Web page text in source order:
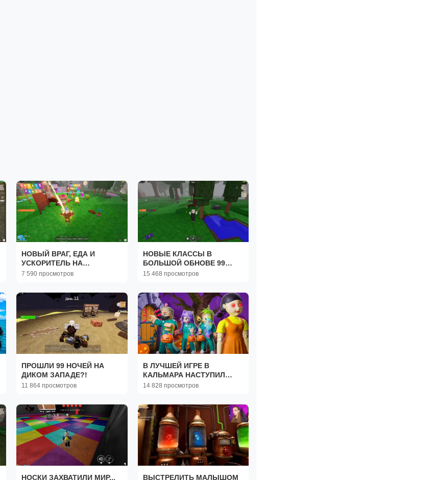
НОВЫЙ ВРАГ, ЕДА И
УСКОРИТЕЛЬ НА
ВЕЧЕРИНКЕ В ЛЕСУ!
7 590 просмотров
НОВЫЕ КЛАССЫ В
БОЛЬШОЙ ОБНОВЕ 99
НОЧЕЙ В ЛЕСУ!
15 468 просмотров
ПРОШЛИ 99 НОЧЕЙ НА
ДИКОМ ЗАПАДЕ?!
11 864 просмотров
В ЛУЧШЕЙ ИГРЕ В
КАЛЬМАРА НАСТУПИЛ
ХЭЛЛОУИН!
14 828 просмотров
НОСКИ ЗАХВАТИЛИ МИР...
ВЫСТРЕЛИТЬ МАЛЫШОМ